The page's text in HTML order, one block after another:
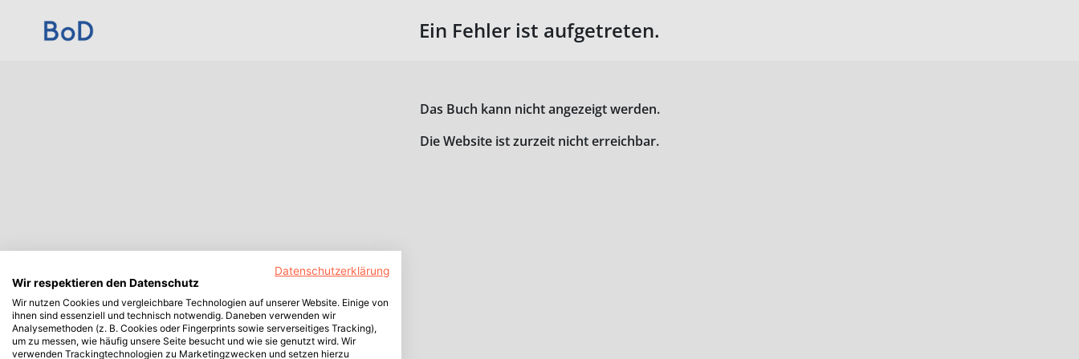
Ein Fehler ist aufgetreten.
Das Buch kann nicht angezeigt werden.
Die Website ist zurzeit nicht erreichbar.
Datenschutzerklärung
Wir respektieren den Datenschutz
Wir nutzen Cookies und vergleichbare Technologien auf unserer Website. Einige von
ihnen sind essenziell und technisch notwendig. Daneben verwenden wir
Analysemethoden (z. B. Cookies oder Fingerprints sowie serverseitiges Tracking),
um zu messen, wie häufig unsere Seite besucht und wie sie genutzt wird. Wir
verwenden Trackingtechnologien zu Marketingzwecken und setzen hierzu